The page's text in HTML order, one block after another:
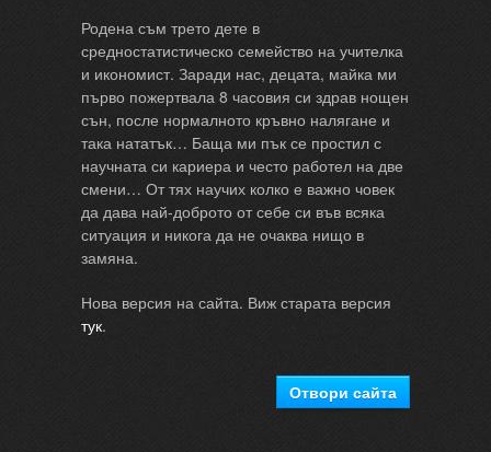
Родена съм трето дете в
средностатистическо семейство на учителка
и икономист. Заради нас, децата, майка ми
първо пожертвала 8 часовия си здрав нощен
сън, после нормалното кръвно налягане и
така нататък… Баща ми пък се простил с
научната си кариера и често работел на две
смени… От тях научих колко е важно човек
да дава най-доброто от себе си във всяка
ситуация и никога да не очаква нищо в
замяна.
Нова версия на сайта. Виж старата версия
тук.
Отвори сайта